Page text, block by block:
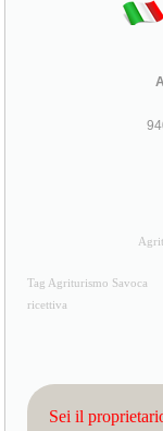
Tag Agriturismo Savoca
ricettiva
Sei il